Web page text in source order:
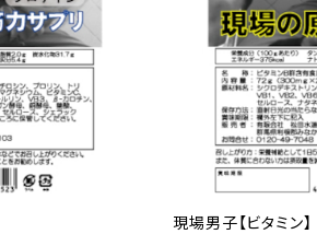
現場男子【ビタミン】